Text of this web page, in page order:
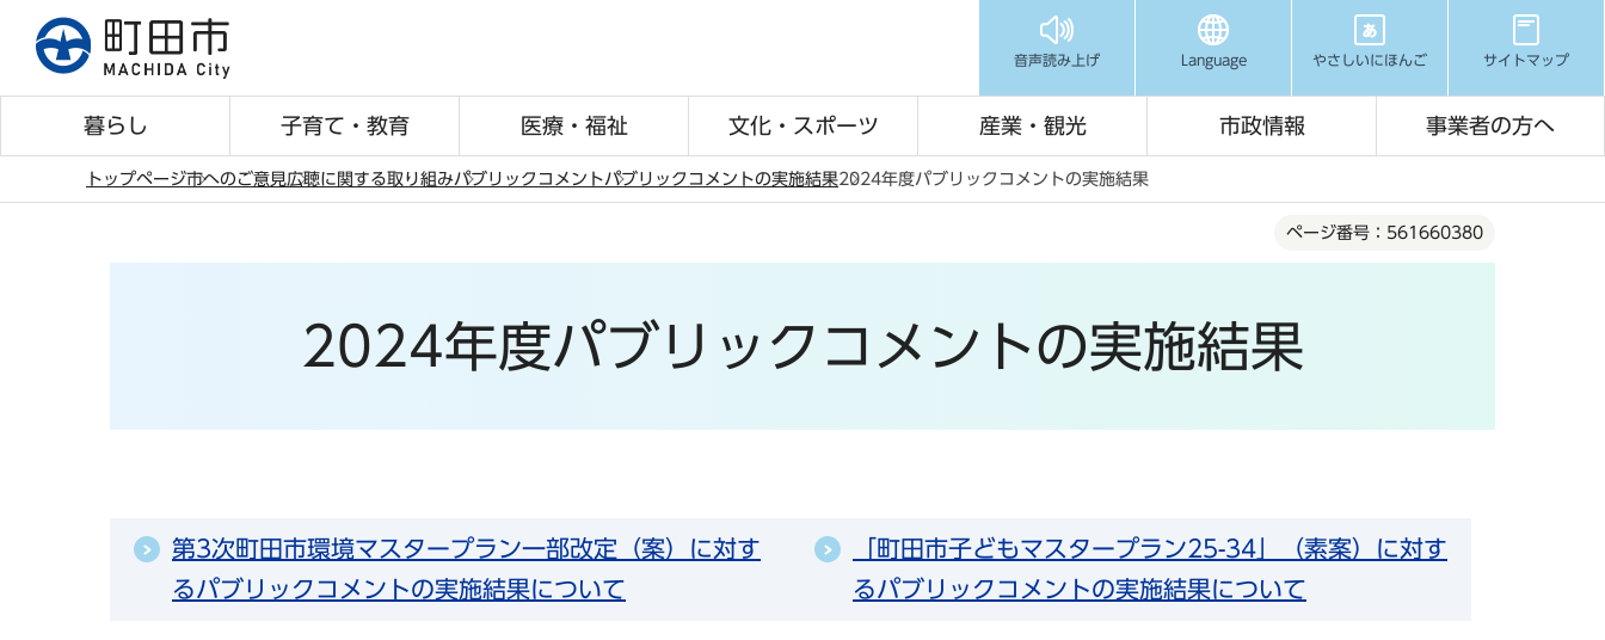
先
音声読み上げ Language やさしいにほんご サイトマップ
暮らし 子育て・教育 医療・福祉 文化・スポーツ 産業・観光 市政情報 事業者の方へ
トップページ市へのご意見広聴に関する取り組みパブリックコメントパブリックコメントの実施結果2024年度パブリックコメントの実施結果
ページ番号：561660380
2024年度パブリックコメントの実施結果
第3次町田市環境マスタープラン一部改定（案）に対す
るパブリックコメントの実施結果について
「町田市子どもマスタープラン25-34」（素案）に対す
るパブリックコメントの実施結果について